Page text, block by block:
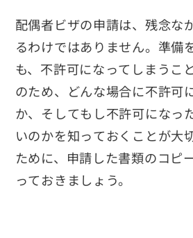
配偶者ビザの申請は、残念な
るわけではありません。準備
も、不許可になってしまうこ
のため、どんな場合に不許可
か、そしてもし不許可になっ
いのかを知っておくことが大
ために、申請した書類のコピ
っておきましょう。